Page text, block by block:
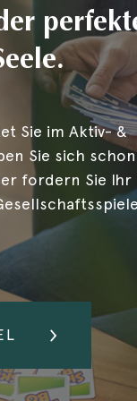
Sie im Aktiv- &
Sie sich schon
fordern Sie Ihr